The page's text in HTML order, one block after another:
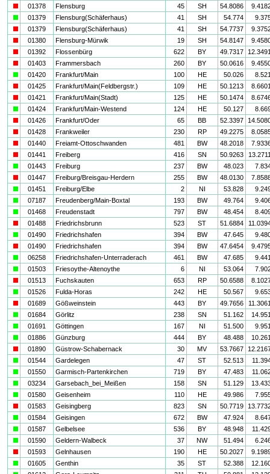
01378 Flensburg 45 SH 54.8086
01379 Flensburg(Schäferhaus) 41 SH 54.774
01379 Flensburg(Schäferhaus) 41 SH 54.7737
01380 Flensburg-Mürwik 19 SH 54.8147
01392 Flossenbürg 622 BY 49.7317
01403 Frammersbach 260 BY 50.0616
01420 Frankfurt/Main 100 HE 50.026
01425 Frankfurt/Main(Feldbergstr.) 109 HE 50.1213
01421 Frankfurt/Main(Stadt) 125 HE 50.1474
01424 Frankfurt/Main-Westend 124 HE 50.127
01426 Frankfurt/Oder 65 BB 52.3397
01428 Frankweiler 230 RP 49.2275
01440 Freiamt-Ottoschwanden 481 BW 48.2018
01441 Freiberg 416 SN 50.9263
01443 Freiburg 237 BW 48.023
01447 Freiburg/Breisgau-Herdern 255 BW 48.0130
01451 Freiburg/Elbe 2 NI 53.828
07187 Freudenberg/Main-Boxtal 193 BW 49.764
01468 Freudenstadt 797 BW 48.454
01488 Friedrichsbrunn 523 ST 51.6884
01490 Friedrichshafen 394 BW 47.645
01490 Friedrichshafen 394 BW 47.6454
06258 Friedrichshafen-Unterraderach 461 BW 47.685
01503 Friesoythe-Altenoythe 6 NI 53.064
01513 Fuchskauten 653 RP 50.6588
01526 Fulda-Horas 242 HE 50.567
01689 Gößweinstein 443 BY 49.7656
01684 Görlitz 238 SN 51.162
01691 Göttingen 167 NI 51.500
01886 Günzburg 444 BY 48.488
01890 Güstrow-Schabernack 30 MV 53.7667
01544 Gardelegen 47 ST 52.513
01550 Garmisch-Partenkirchen 719 BY 47.483
03234 Garsebach_bei_Meißen 158 SN 51.129
01580 Geisenheim 110 HE 49.986
01583 Geisingberg 823 SN 50.7719
01584 Geisingen 672 BW 47.924
01587 Gelbelsee 536 BY 48.948
01590 Geldern-Walbeck 37 NW 51.494
01593 Gelnhausen 190 HE 50.2027
01605 Genthin 35 ST 52.388